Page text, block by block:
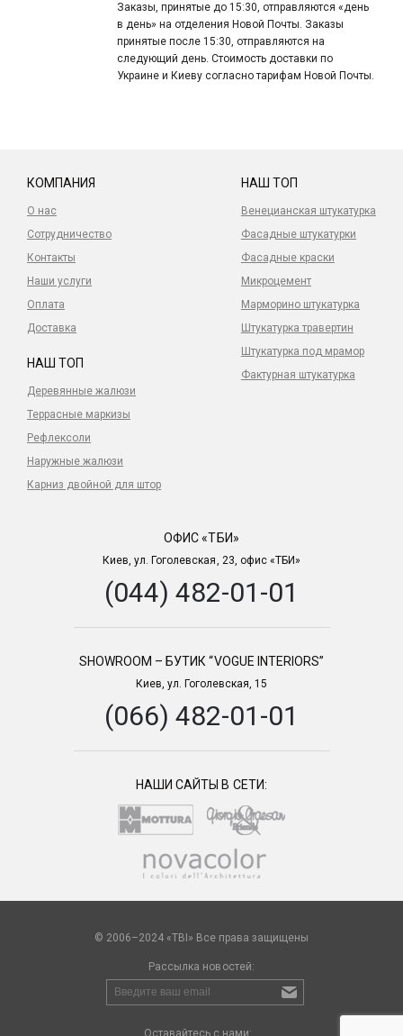
Заказы, принятые до 15:30, отправляются «день
в день» на отделения Новой Почты. Заказы
принятые после 15:30, отправляются на
следующий день. Стоимость доставки по
Украине и Киеву согласно тарифам Новой Почты.
КОМПАНИЯ
О нас
Сотрудничество
Контакты
Наши услуги
Оплата
Доставка
НАШ ТОП
Венецианская штукатурка
Фасадные штукатурки
Фасадные краски
Микроцемент
Марморино штукатурка
Штукатурка травертин
Штукатурка под мрамор
Фактурная штукатурка
НАШ ТОП
Деревянные жалюзи
Террасные маркизы
Рефлексоли
Наружные жалюзи
Карниз двойной для штор
ОФИС «ТБИ»
Киев, ул. Гоголевская, 23, офис «ТБИ»
(044) 482-01-01
SHOWROOM – БУТИК “VOGUE INTERIORS”
Киев, ул. Гоголевская, 15
(066) 482-01-01
НАШИ САЙТЫ В СЕТИ:
© 2006–2024 «TBI» Все права защищены
Рассылка новостей: